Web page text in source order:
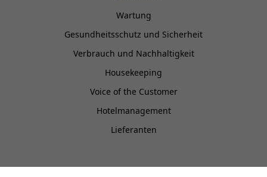
Wartung
Gesundheitsschutz und Sicherheit
Verbrauch und Nachhaltigkeit
Housekeeping
Voice of the Customer
Hotelmanagement
Lieferanten
EISI HOTEL